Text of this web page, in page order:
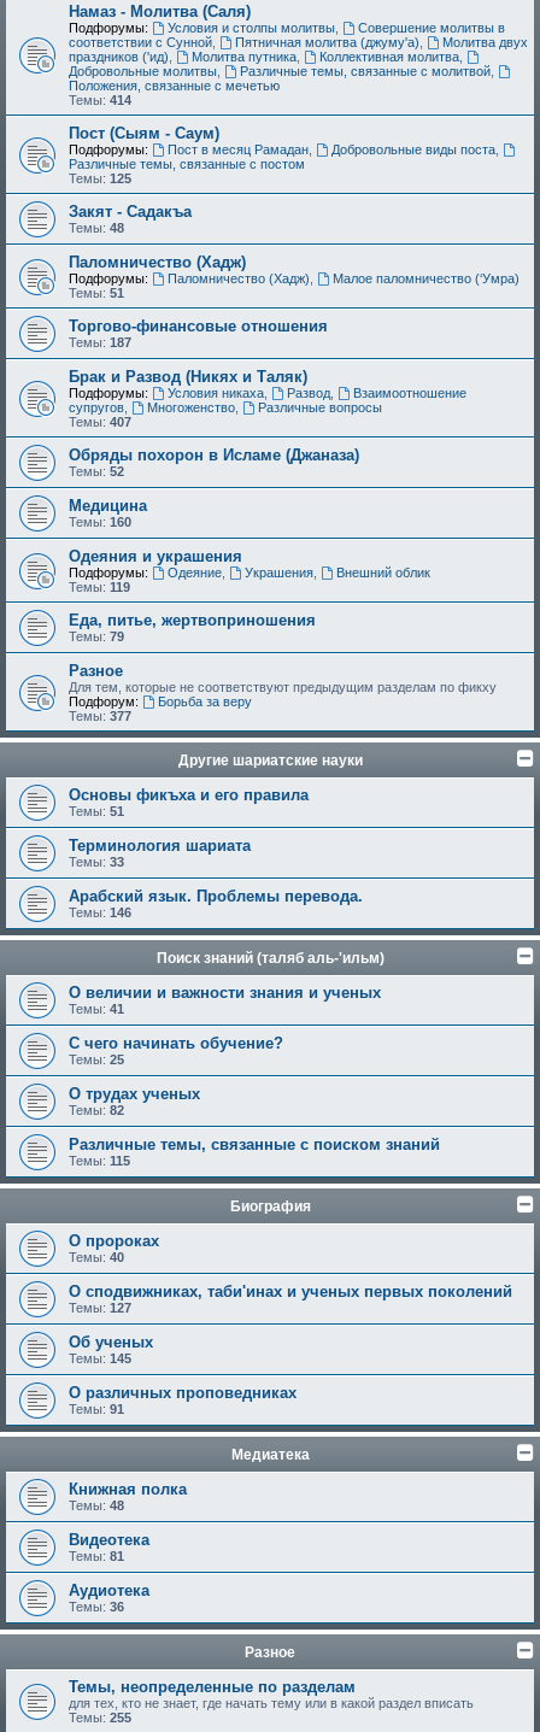
Намаз - Молитва (Саля)
Подфорумы: Условия и столпы молитвы,
Совершение молитвы в
соответствии с Сунной
Пятничная молитва (джуму'а)
Молитва двух
праздников ('ид)
Молитва путника, Коллективная молитва,
Добровольные молитвы
Различные темы, связанные с молитвой,
Положения, связанные с мечетью
Темы: 414
Пост (Сыям - Саум)
Подфорумы: Пост в месяц Рамадан, Добровольные виды поста,
Различные темы, связанные с постом
Темы: 125
Закят - Cадакъа
Темы: 48
Паломничество (Хадж)
Подфорумы: Паломничество (Хадж)
Малое паломничество (‘Умра)
Темы: 51
Торгово-финансовые отношения
Темы: 187
Брак и Развод (Никях и Таляк)
Подфорумы: Условия никаха, Развод,
Взаимоотношение
супругов
Многоженство,
Различные вопросы
Темы: 407
Обряды похорон в Исламе (Джаназа)
Темы: 52
Медицина
Темы: 160
Одеяния и украшения
Подфорумы: Одеяние, Украшения,
Внешний облик
Темы: 119
Еда, питье, жертвоприношения
Темы: 79
Разное
Для тем, которые не соответствуют предыдущим разделам по фикху
Подфорум:
Борьба за веру
Темы: 377
Другие шариатские науки
Основы фикъха и его правила
Темы: 51
Терминология шариата
Темы: 33
Арабский язык. Проблемы перевода.
Темы: 146
Поиск знаний (таляб аль-'ильм)
О величии и важности знания и ученых
Темы: 41
С чего начинать обучение?
Темы: 25
О трудах ученых
Темы: 82
Различные темы, связанные с поиском знаний
Темы: 115
Биография
О пророках
Темы: 40
О сподвижниках, таби'инах и ученых первых поколений
Темы: 127
Об ученых
Темы: 145
О различных проповедниках
Темы: 91
Медиатека
Книжная полка
Темы: 48
Видеотека
Темы: 81
Аудиотека
Темы: 36
Разное
Темы, неопределенные по разделам
для тех, кто не знает, где начать тему или в какой раздел вписать
Темы: 255